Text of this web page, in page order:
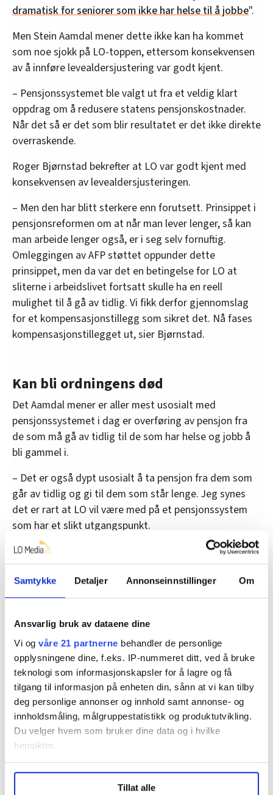
Samtykke Detaljer Annonseinnstillinger Om
Ansvarlig bruk av dataene dine
Vi og våre 21 partnerne behandler de personlige
opplysningene dine, f.eks. IP-nummeret ditt, ved å bruke
teknologi som informasjonskapsler for å lagre og få
tilgang til informasjon på enheten din, sånn at vi kan tilby
deg personlige annonser og innhold samt annonse- og
innholdsmåling, målgruppestatistikk og produktutvikling.
Du velger hvem som bruker dine data og i hvilke
hensikter.
Undermer infokan du lese om hvordan dine personlige
data behandles og hvordan du kan velge hvordan de skal
Tillat alle
dramatisk for seniorer som ikke har helse til å jobbe".
Men Stein Aamdal mener dette ikke kan ha kommet
som noe sjokk på LO-toppen, ettersom konsekvensen
av å innføre levealdersjustering var godt kjent.
– Pensjonssystemet ble valgt ut fra et veldig klart
oppdrag om å redusere statens pensjonskostnader.
Når det så er det som blir resultatet er det ikke direkte
overraskende.
Roger Bjørnstad bekrefter at LO var godt kjent med
konsekvensen av levealdersjusteringen.
– Men den har blitt sterkere enn forutsett. Prinsippet i
pensjonsreformen om at når man lever lenger, så kan
man arbeide lenger også, er i seg selv fornuftig.
Omleggingen av AFP støttet oppunder dette
prinsippet, men da var det en betingelse for LO at
sliterne i arbeidslivet fortsatt skulle ha en reell
mulighet til å gå av tidlig. Vi fikk derfor gjennomslag
for et kompensasjonstillegg som sikret det. Nå fases
kompensasjonstillegget ut, sier Bjørnstad.
Kan bli ordningens død
Det Aamdal mener er aller mest usosialt med
pensjonssystemet i dag er overføring av pensjon fra
de som må gå av tidlig til de som har helse og jobb å
bli gammel i.
– Det er også dypt usosialt å ta pensjon fra dem som
går av tidlig og gi til dem som står lenge. Jeg synes
det er rart at LO vil være med på et pensjonssystem
som har et slikt utgangspunkt.
Nettopp det at AFP er endret er det som kan komme
til å bli ordningens død.
det er nå henger den i en særdeles tynn politisk tråd,
sier Aamdal.
Han tror ikke at det å flikke på enkelte problemer med
AFP er nok til å berge ordningen, selv om det er
positivt å gjøre noe med åpenbare hull - som at folk
blir syke rett før AFP eller at bedriften nedbemanner
eller går konkurs. Så mange som en av fire faller
utenfor ordningen fordi de ikke klarer å oppfylle
kravene.
Stein Aamdal i 2008: Usolidarisk og meningsløst